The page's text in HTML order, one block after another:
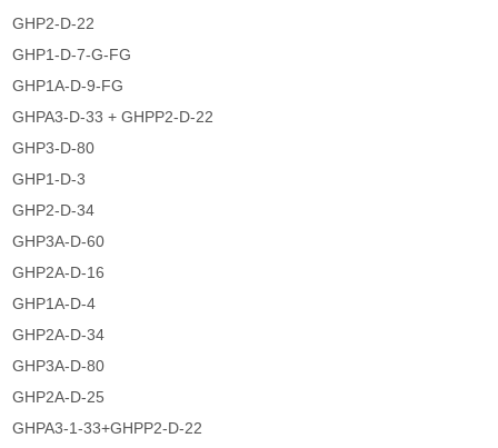
GHP2-D-22
GHP1-D-7-G-FG
GHP1A-D-9-FG
GHPA3-D-33 + GHPP2-D-22
GHP3-D-80
GHP1-D-3
GHP2-D-34
GHP3A-D-60
GHP2A-D-16
GHP1A-D-4
GHP2A-D-34
GHP3A-D-80
GHP2A-D-25
GHPA3-1-33+GHPP2-D-22